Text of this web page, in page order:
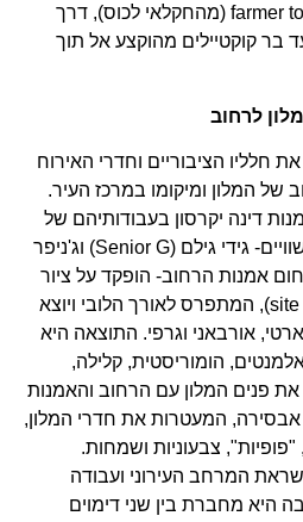
המגיש את בשורת ה- farmer to cup (מהחקלאי לכוס), דרך
קוקטיילים מהוקצע אל תוך
לרחוב
הציבוריים וחדרי האירוח
המלון ומיקומו במרכז העיר.
יקרסון בעבודותיהם של
שני אמנים תל-אביביים עכשוויים- גידי גילם (Senior G) וג'ניפר
הרחוב- הופקד על ציור
גרפיטי תלוי אתר (site specific), המתפרס לאורך הלובי ויוצא
אורבאני וגרפי. התוצאה היא
הומוריסטית, קלילה,
המלון עם הרחוב והאמנות
המעטרות את חדרי המלון,
צבעוניות ושמחות.
המרחב העירוני ועבודה
מחברת בין שני דימוים